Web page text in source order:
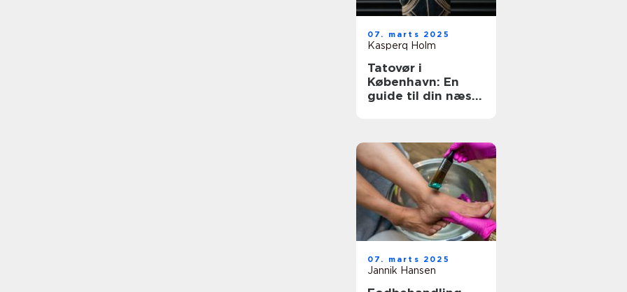
07. marts 2025
Kasperq Holm
Tatovør i
København: En
guide til din næste
07. marts 2025
Jannik Hansen